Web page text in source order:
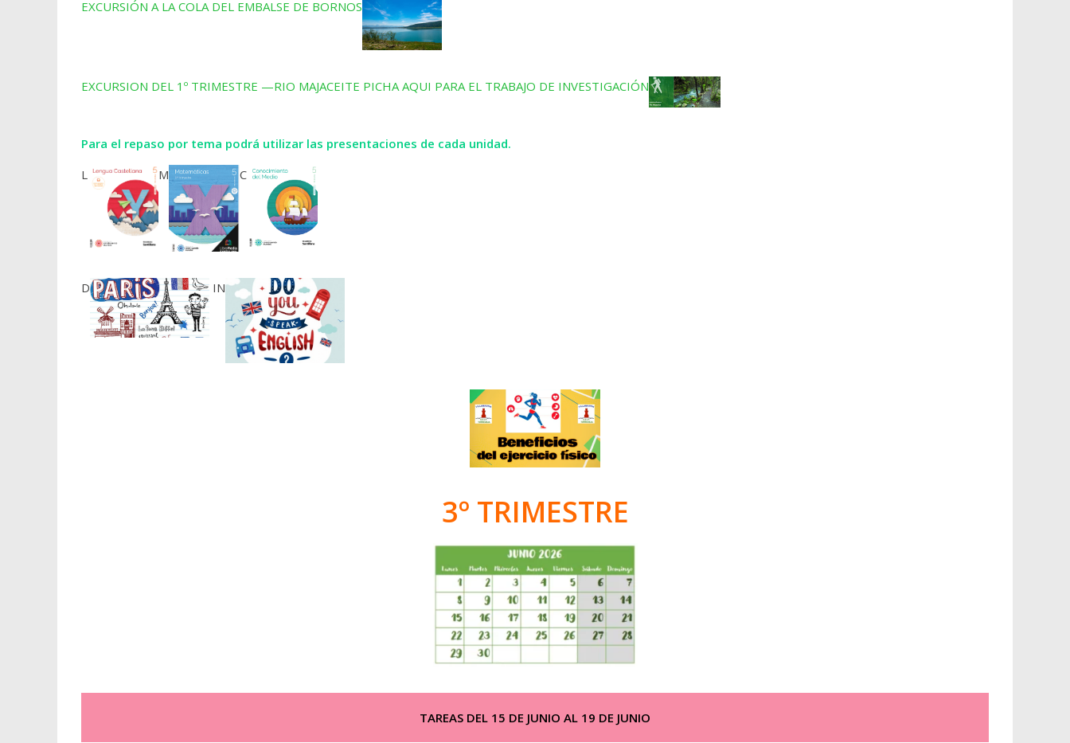
EXCURSIÓN A LA COLA DEL EMBALSE DE BORNOS
EXCURSION DEL 1º TRIMESTRE —RIO MAJACEITE PICHA AQUI PARA EL TRABAJO DE INVESTIGACIÓN
Para el repaso por tema podrá utilizar las presentaciones de cada unidad.
L
M C
D IN
3º TRIMESTRE
TAREAS DEL 15 DE JUNIO AL 19 DE JUNIO